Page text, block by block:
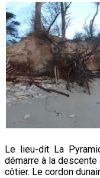
Le lieu-dit La
démarre à la
côtier. Le cordon